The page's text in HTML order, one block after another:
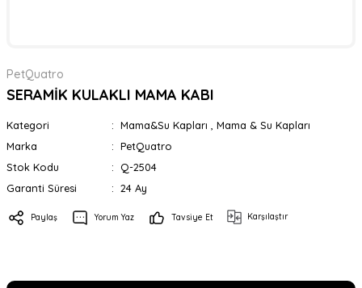
PetQuatro
SERAMİK KULAKLI MAMA KABI
Kategori Mama&Su Kapları
Mama & Su Kapları
Marka
PetQuatro
Stok Kodu
Q-2504
Garanti Süresi
24 Ay
Paylaş Yorum Yaz Tavsiye Et Karşılaştır